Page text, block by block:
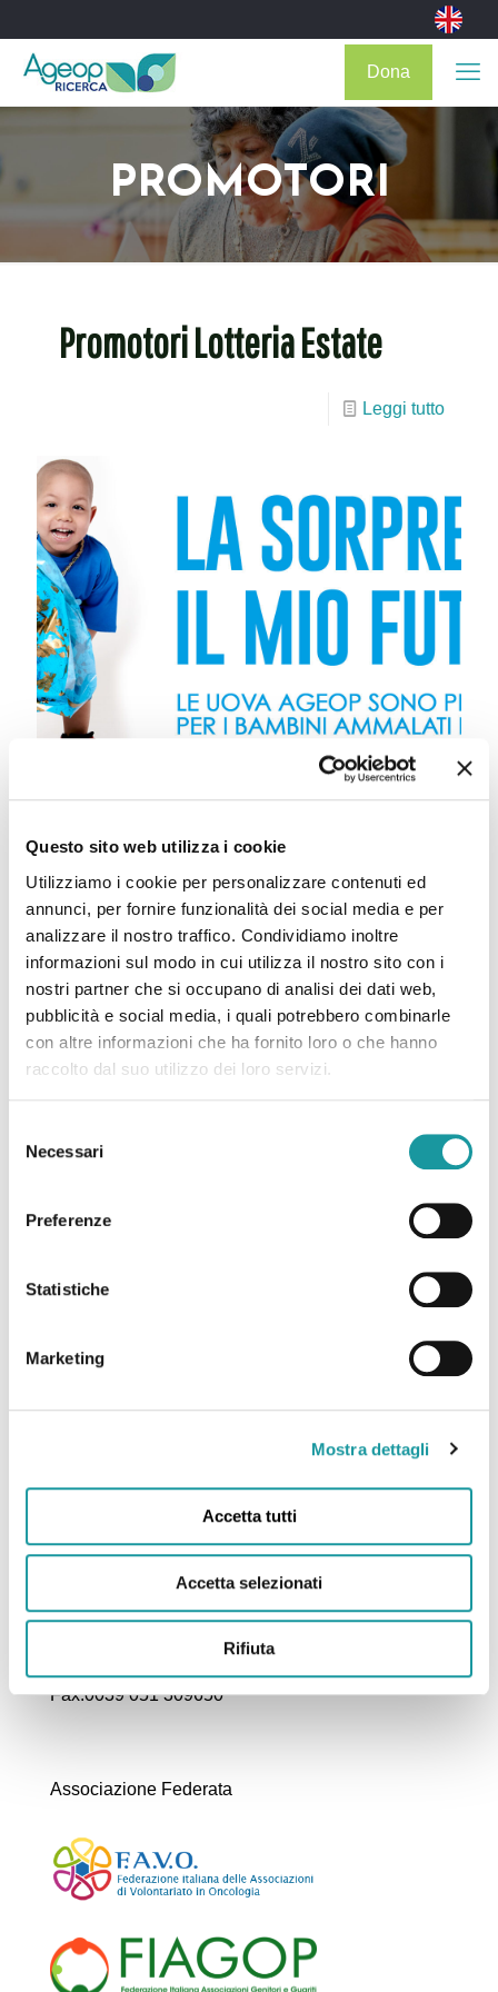
Questo sito web utilizza i cookie
Utilizziamo i cookie per personalizzare contenuti ed
annunci, per fornire funzionalità dei social media e per
analizzare il nostro traffico. Condividiamo inoltre
informazioni sul modo in cui utilizza il nostro sito con i
nostri partner che si occupano di analisi dei dati web,
pubblicità e social media, i quali potrebbero combinarle
con altre informazioni che ha fornito loro o che hanno
raccolto dal suo utilizzo dei loro servizi.
delNecessari
Preferenze
Statistiche
Marketing
Mostra dettagli
Accetta tutti
Accetta selezionati
Rifiuta
Dona
PROMOTORI
Promotori Lotteria Estate
Leggi tutto
Promotori Pasqua
Leggi tutto
Promotori #LOTTeriA
Leggi tutto
Via Massarenti 11 – 40138 Bologna Italy
c/o IRCCS Policlinico Sant’Orsola – Azienda
Ospedaliero-Universitaria di Bologna
Struttura Semplice Dipartimentale di
Oncoematologia pediatrica
Fax.0039 051 309650
Associazione Federata